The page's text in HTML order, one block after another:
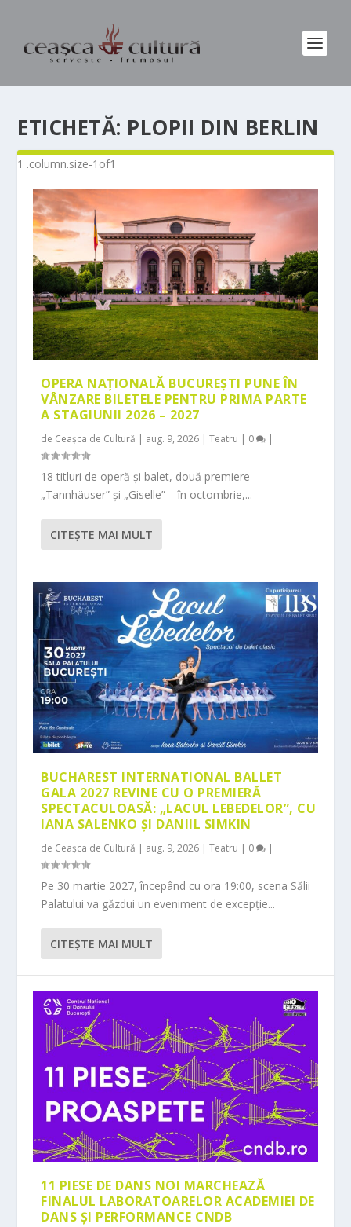
ETICHETĂ: PLOPII DIN BERLIN
OPERA NAȚIONALĂ BUCUREȘTI PUNE ÎN
VÂNZARE BILETELE PENTRU PRIMA PARTE
A STAGIUNII 2026 – 2027
de Ceașca de Cultură | aug. 9, 2026 |Teatru | 0 |
18 titluri de operă și balet, două premiere –
„Tannhäuser” și „Giselle” – în octombrie,...
CITEŞTE MAI MULT
BUCHAREST INTERNATIONAL BALLET
GALA 2027 REVINE CU O PREMIERĂ
SPECTACULOASĂ: „LACUL LEBEDELOR”, CU
IANA SALENKO ȘI DANIIL SIMKIN
de Ceașca de Cultură | aug. 9, 2026 |Teatru | 0 |
Pe 30 martie 2027, începând cu ora 19:00, scena Sălii
Palatului va găzdui un eveniment de excepție...
CITEŞTE MAI MULT
11 PIESE DE DANS NOI MARCHEAZĂ
FINALUL LABORATOARELOR ACADEMIEI DE
DANS ȘI PERFORMANCE CNDB